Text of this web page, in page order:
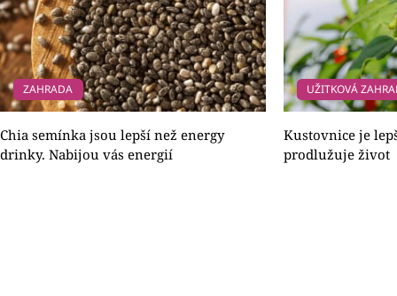
ZAHRADA
Chia semínka jsou lepší než energy
drinky. Nabijou vás energií
UŽITKOVÁ
Kustovnice je
prodlužuje život